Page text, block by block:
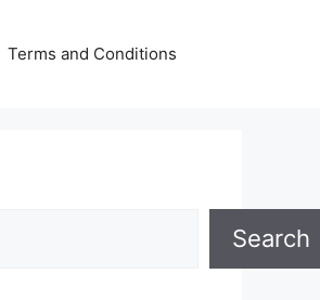
Terms and Conditions
Search